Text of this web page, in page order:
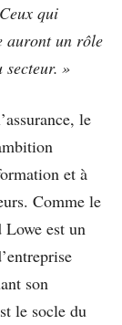
qui
auront un rôle
»
le
et à
Comme le
est un
son
le socle du